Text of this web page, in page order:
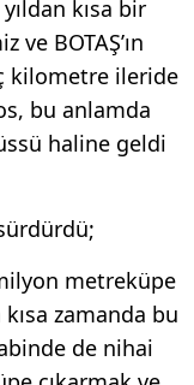
kısa bir
BOTAŞ’ın
kilometre ileride
bu anlamda
haline geldi
metreküpe
zamanda bu
de nihai